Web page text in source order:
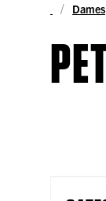
Dames